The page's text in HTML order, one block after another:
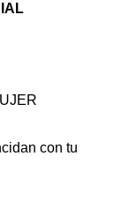
con tu